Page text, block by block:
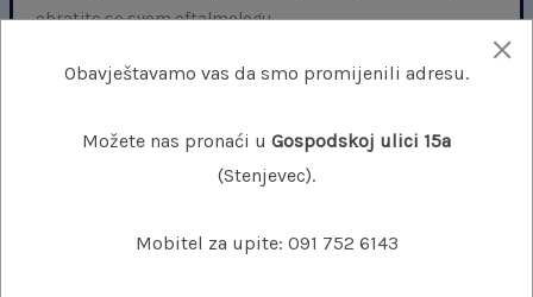
obratite se svom oftalmologu.
Polutvrde kontaktne leće lakše se čiste u odnosu na
manje proteinskih i drugih naslaga).
keratokonus i astigmatizam jer se ne savijaju u oku
Obavještavamo vas da smo promijenili adresu.
Možete nas pronaći u Gospodskoj ulici 15a
(Stenjevec).
Mobitel za upite: 091 752 6143